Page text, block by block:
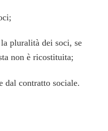
pluralità dei soci, se
non è ricostituita;
dal contratto sociale.